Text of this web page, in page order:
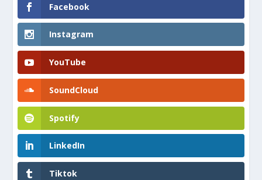
Facebook
Instagram
YouTube
SoundCloud
Spotify
LinkedIn
Tiktok